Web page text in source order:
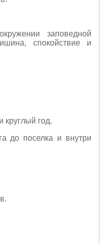
заповедной
спокойствие и
круглый год.
до поселка и внутри